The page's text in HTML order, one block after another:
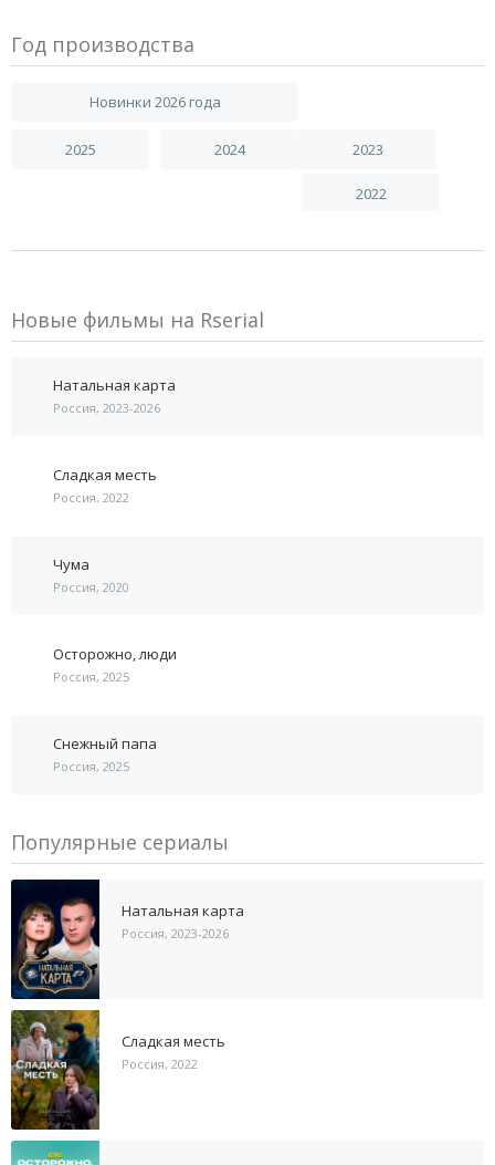
Год производства
Новинки 2026 года
2025 2024 2023
2022
Новые фильмы на Rserial
Натальная карта
Россия, 2023-2026
Сладкая месть
Россия, 2022
Чума
Россия, 2020
Осторожно, люди
Россия, 2025
Снежный папа
Россия, 2025
Популярные сериалы
Натальная карта
Россия, 2023-2026
Сладкая месть
Россия, 2022